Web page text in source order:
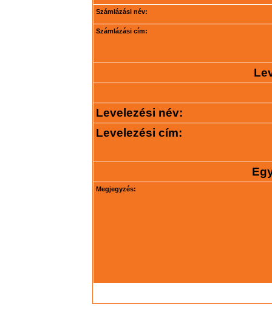
Számlázási név:
Számlázási cím:
Levelezési név:
Levelezési cím:
Megjegyzés: